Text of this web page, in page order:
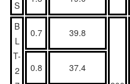
S
B
L
T-
2
0.7 39.8
0.8
37.4